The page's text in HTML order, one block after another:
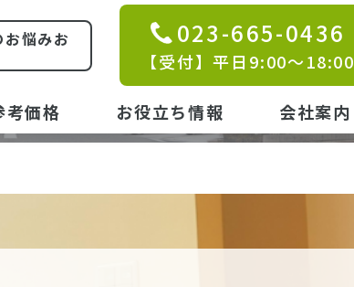
悩みお 023-665-0436
【受付】平日9:00～18:00
考価格 お役立ち情報 会社案内
事事業